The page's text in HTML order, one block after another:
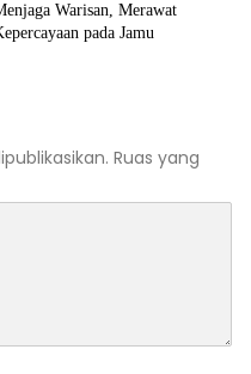
Warisan, Merawat
pada Jamu
Ruas yang